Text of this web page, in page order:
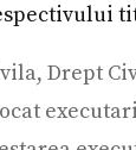
, Drept